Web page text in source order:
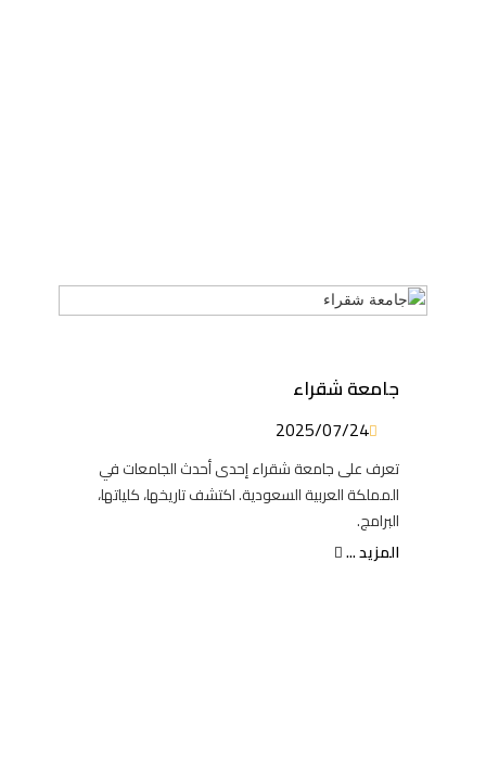
جامعة شقراء
2025/07/24
تعرف على جامعة شقراء إحدى أحدث الجامعات في
المملكة العربية السعودية. اكتشف تاريخها، كلياتها،
البرامج.
المزيد ...